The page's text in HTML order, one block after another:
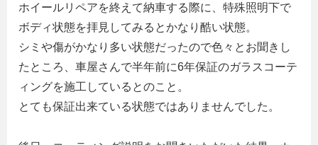
ホイールリペアを終えて納車する際に、特殊照明下で
ボディ状態を拝見してみるとかなり酷い状態。
シミや傷がかなり多い状態だったので色々とお聞きし
たところ、車屋さんで半年前に6年保証のガラスコーテ
ィングを施工しているとのこと。
とても保証出来ている状態ではありませんでした。